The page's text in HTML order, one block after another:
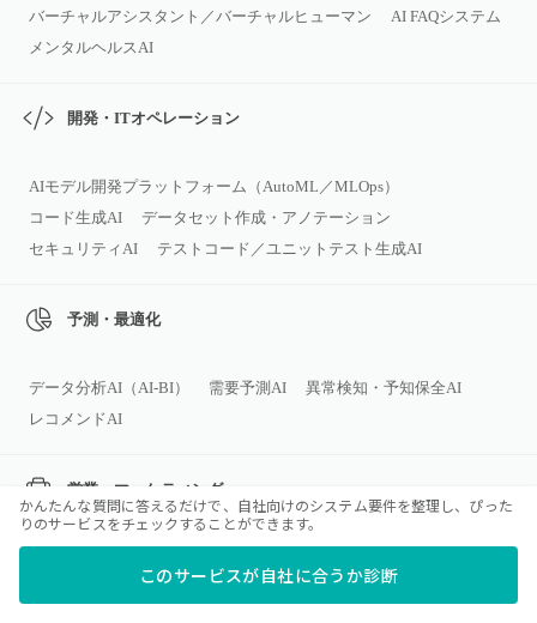
バーチャルアシスタント／バーチャルヒューマン
AI FAQシステム
メンタルヘルスAI
開発・ITオペレーション
AIモデル開発プラットフォーム（AutoML／MLOps）
コード生成AI
データセット作成・アノテーション
セキュリティAI
テストコード／ユニットテスト生成AI
予測・最適化
データ分析AI（AI‑BI） 需要予測AI
異常検知・予知保全AI
レコメンドAI
営業・マーケティング
マーケティング／広告向けAIツール
広告キャンペーン自動運用AI
かんたんな質問に答えるだけで、自社向けのシステム要件を整理し、ぴった
りのサービスをチェックすることができます。
このサービスが自社に合うか診断